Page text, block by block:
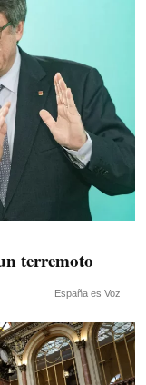
terremoto
España es Voz